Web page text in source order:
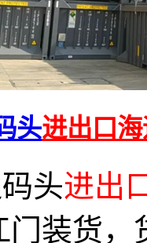
头进出口
头进出
门装货，